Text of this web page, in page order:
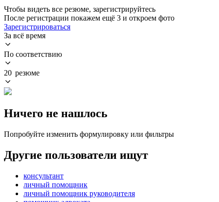
Чтобы видеть все резюме, зарегистрируйтесь
После регистрации покажем ещё 3 и откроем фото
Зарегистрироваться
За всё время
По соответствию
20 резюме
Ничего не нашлось
Попробуйте изменить формулировку или фильтры
Другие пользователи ищут
консультант
личный помощник
личный помощник руководителя